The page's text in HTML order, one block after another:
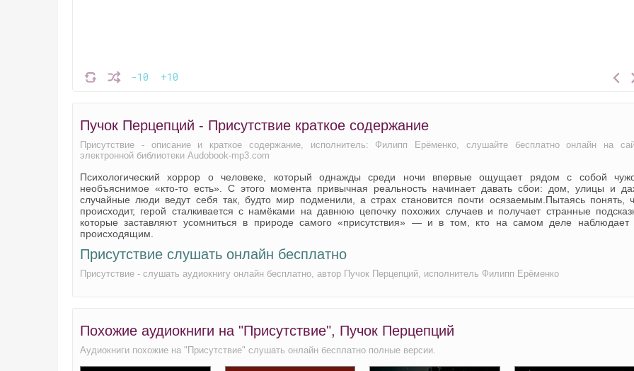
-10 +10
Пучок Перцепций - Присутствие краткое содержание
Присутствие - описание и краткое содержание, исполнитель: Филипп Ерёменко, слушайте бесплатно онлайн на
электронной библиотеки Audobook-mp3.com
Психологический хоррор о человеке, который однажды среди ночи впервые ощущает рядом с собой
необъяснимое «кто-то есть». С этого момента привычная реальность начинает давать сбои: дом, улицы и
случайные люди ведут себя так, будто мир подменили, а страх становится почти осязаемым.Пытаясь понять,
происходит, герой сталкивается с намёками на давнюю цепочку похожих случаев и получает странные
которые заставляют усомниться в природе самого «присутствия» — и в том, кто на самом деле наблюдает
происходящим.
Присутствие слушать онлайн бесплатно
Присутствие - слушать аудиокнигу онлайн бесплатно, автор Пучок Перцепций, исполнитель Филипп Ерёменко
Похожие аудиокниги на "Присутствие", Пучок Перцепций
Аудиокниги похожие на "Присутствие" слушать онлайн бесплатно полные версии.